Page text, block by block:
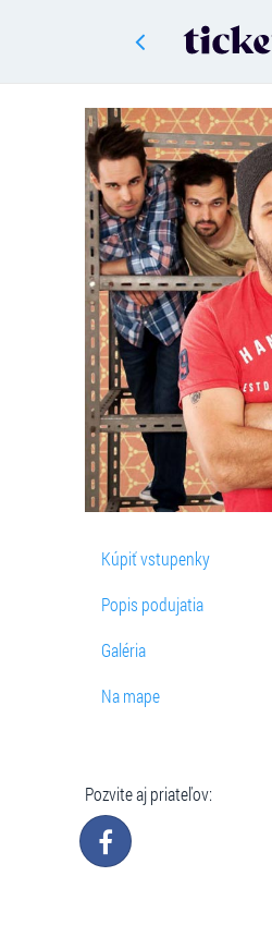
Kúpiť vstupenky
Popis podujatia
Galéria
Na mape
Pozvite aj priateľov: